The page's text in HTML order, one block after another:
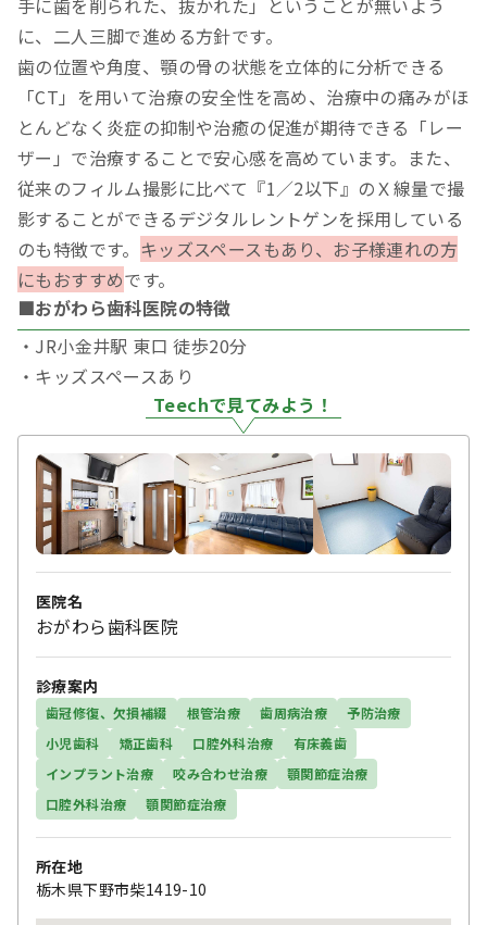
に、二人三脚で進める方針です。
歯の位置や角度、顎の骨の状態を立体的に分析できる
「CT」を用いて治療の安全性を高め、治療中の痛みがほ
とんどなく炎症の抑制や治癒の促進が期待できる「レー
ザー」で治療することで安心感を高めています。また、
従来のフィルム撮影に比べて『1／2以下』のＸ線量で撮
影することができるデジタルレントゲンを採用している
のも特徴です。 キッズスペースもあり、お子様連れの方
にもおすすめです。
■おがわら歯科医院の特徴
・JR小金井駅 東口 徒歩20分
・キッズスペースあり
Teechで見てみよう！
医院名
おがわら歯科医院
診療案内
歯冠修復、欠損補綴 根管治療 歯周病治療
予防治療
小児歯科
矯正歯科 口腔外科治療
有床義歯
インプラント治療
咬み合わせ治療
顎関節症治療
口腔外科治療
顎関節症治療
所在地
栃木県下野市柴1419-10